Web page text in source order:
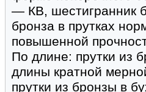
— КВ, шестигранник
бронза в прутках
повышенной
По длине: прутки из
длины кратной
прутки из бронзы в